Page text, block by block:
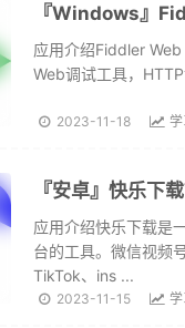
应用介绍Fiddler
Web调试工具，
2023-11-18
『安卓』快乐下
应用介绍快乐下载是
台的工具。微信视频
TikTok、ins ...
2023-11-15